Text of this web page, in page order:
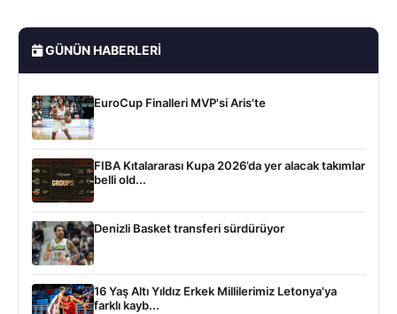
GÜNÜN HABERLERI
EuroCup Finalleri MVP'si Aris'te
FIBA Kıtalararası Kupa 2026’da yer alacak takımlar
belli old...
Denizli Basket transferi sürdürüyor
16 Yaş Altı Yıldız Erkek Millilerimiz Letonya'ya
farklı kayb...